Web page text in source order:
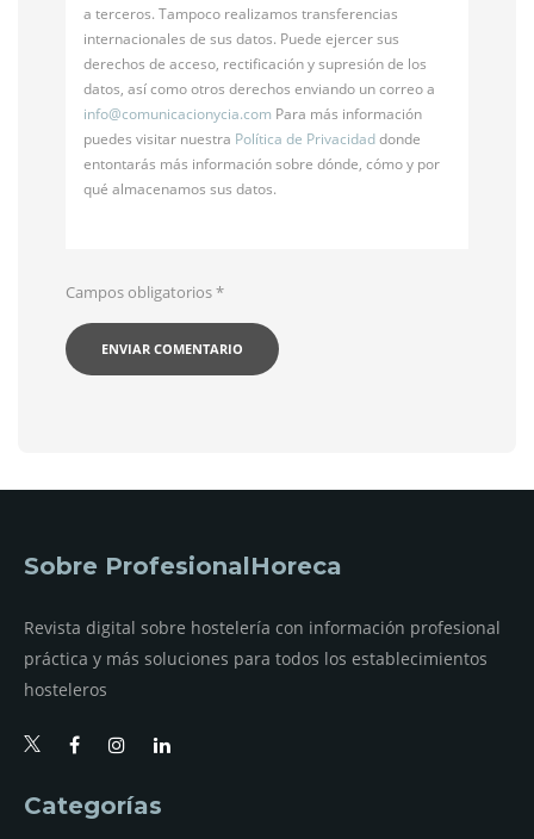
a terceros. Tampoco realizamos transferencias
internacionales de sus datos. Puede ejercer sus
derechos de acceso, rectificación y supresión de los
datos, así como otros derechos enviando un correo a
info@comunicacionycia.com Para más información
puedes visitar nuestra Política de Privacidaddonde
entontarás más información sobre dónde, cómo y por
qué almacenamos sus datos.
Campos obligatorios*
Sobre ProfesionalHoreca
Revista digital sobre hostelería con información profesional
práctica y más soluciones para todos los establecimientos
hosteleros
Categorías